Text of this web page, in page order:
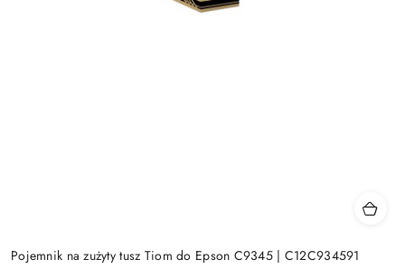
Pojemnik na zużyty tusz Tiom do Epson C9345 | C12C934591